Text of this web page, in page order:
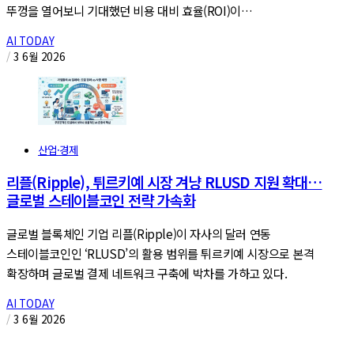
뚜껑을 열어보니 기대했던 비용 대비 효율(ROI)이…
AI TODAY
/ 3 6월 2026
산업·경제
리플(Ripple), 튀르키예 시장 겨냥 RLUSD 지원 확대…
글로벌 스테이블코인 전략 가속화
글로벌 블록체인 기업 리플(Ripple)이 자사의 달러 연동
스테이블코인인 ‘RLUSD’의 활용 범위를 튀르키예 시장으로 본격
확장하며 글로벌 결제 네트워크 구축에 박차를 가하고 있다.
AI TODAY
/ 3 6월 2026